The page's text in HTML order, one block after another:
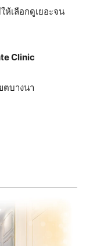
ห้เลือกดูเยอะจน
Clinic
ตบางนา